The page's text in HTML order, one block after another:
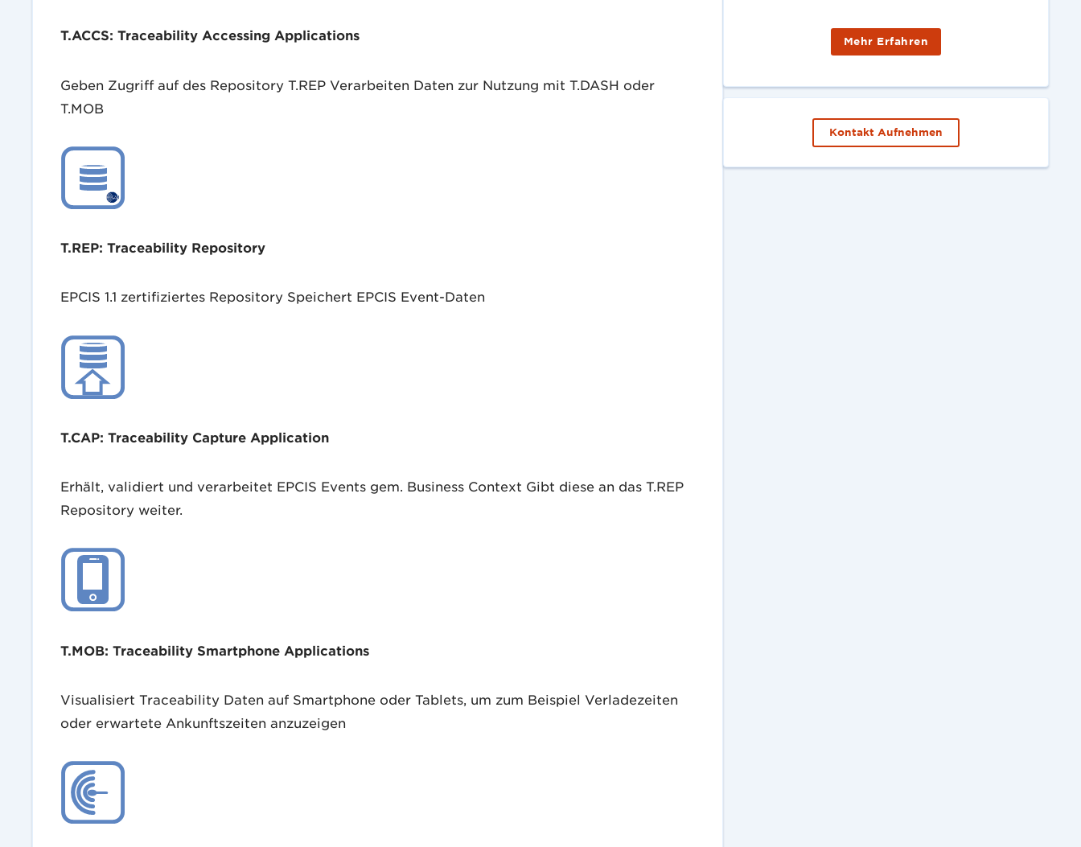
T.ACCS: Traceability Accessing Applications
Geben Zugriff auf des Repository T.REP Verarbeiten Daten zur Nutzung mit T.DASH oder
T.MOB
T.REP: Traceability Repository
EPCIS 1.1 zertifiziertes Repository Speichert EPCIS Event-Daten
T.CAP: Traceability Capture Application
Erhält, validiert und verarbeitet EPCIS Events gem. Business Context Gibt diese an das T.REP
Repository weiter.
T.MOB: Traceability Smartphone Applications
Visualisiert Traceability Daten auf Smartphone oder Tablets, um zum Beispiel Verladezeiten
oder erwartete Ankunftszeiten anzuzeigen
Mehr Erfahren
Kontakt Aufnehmen